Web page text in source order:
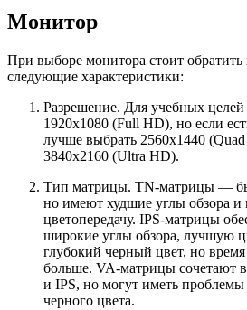
Монитор
При выборе монитора стоит
следующие характеристики:
Разрешение. Для учебных
1920x1080 (Full HD), но если
лучше выбрать 2560x1440
3840x2160 (Ultra HD).
Тип матрицы. TN-матрицы —
но имеют худшие углы обзора и
цветопередачу. IPS-матрицы
широкие углы обзора, лучшую
глубокий черный цвет, но
больше. VA-матрицы сочетают
и IPS, но могут иметь
черного цвета.